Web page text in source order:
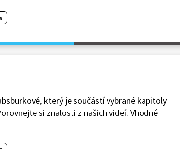
který je součástí vybrané kapitoly
si znalosti z našich videí. Vhodné